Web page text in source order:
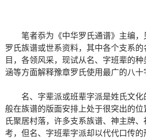
笔者忝为《中华罗氏通谱》主编
罗氏族谱或世系资料，其中各个支系
目，各领风采，现试从名、字班辈的
涵等方面解释豫章罗氏使用最广的八十
名、字辈派或班辈字派是姓氏文
般在族谱的版面安排上处于很突出的
氏聚居村落，许多支系族谱、神主牌
考，但名、字班辈字派却以代代口传